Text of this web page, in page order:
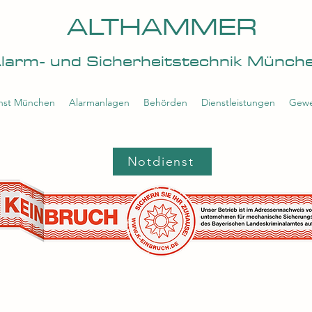
ALTHAMMER
und Sicherheitstechnik
Notdienst
München Alarmanlagen Behörden Dienstleistungen